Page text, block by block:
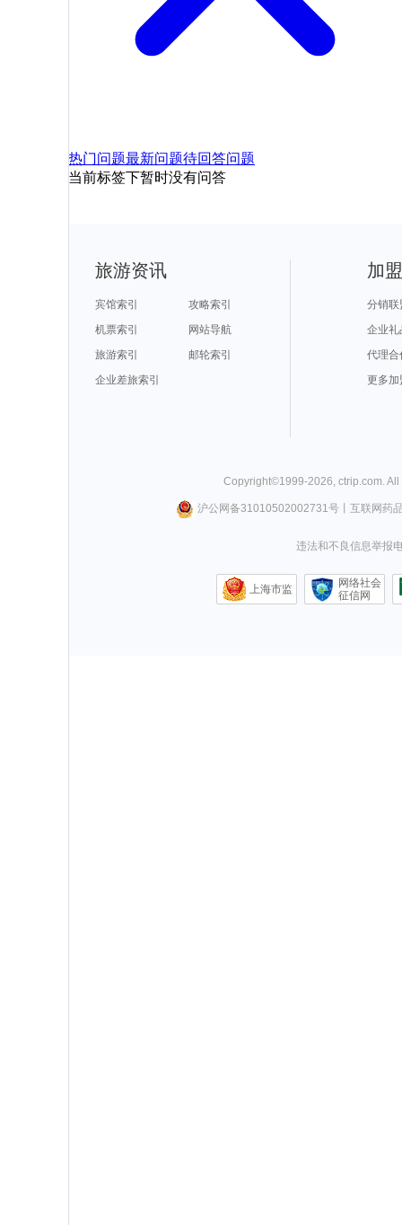
热门问题最新问题待回答问题
当前标签下暂时没有问答
旅游资讯
宾馆索引
攻略索引
机票索引
网站导航
旅游索引
邮轮索引
企业差旅索引
加
分销联
企业礼
代理合
更多加
Copyright©1999-2026, ctrip.com.
沪公网备31010502002731号丨 互联网药
违法和不良信息举报
上海市监
网络社会
征信网